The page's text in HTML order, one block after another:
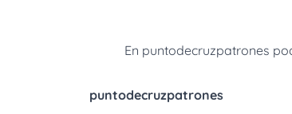
En puntodecruzpatrones
puntodecruzpatrones